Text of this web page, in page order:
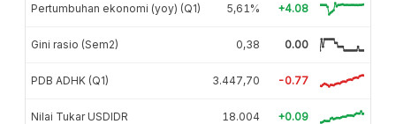
Pertumbuhan ekonomi (yoy) (Q1) 5,61% +4.08
Gini rasio (Sem2) 0,38 0.00
PDB ADHK (Q1) 3.447,70 -0.77
Nilai Tukar USDIDR 18.004 +0.09